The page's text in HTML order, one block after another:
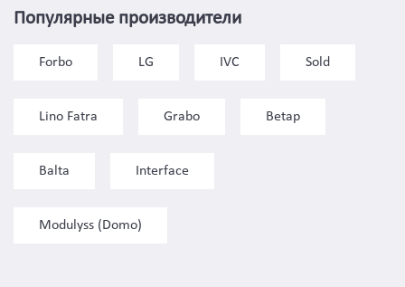
Популярные производители
Forbo LG IVC Sold
Lino Fatra Grabo Betap
Balta Interface
Modulyss (Domo)